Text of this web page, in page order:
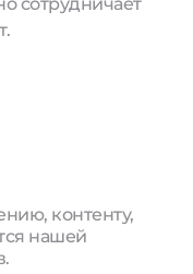
контенту,
нашей